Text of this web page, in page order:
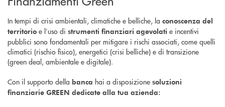
In tempi di crisi ambientali, climatiche e belliche, la conoscenza del
territorio e l’uso di strumenti finanziari agevolati e incentivi
pubblici sono fondamentali per mitigare i rischi associati, come quelli
climatici (rischio fisico), energetici (crisi belliche) e di transizione
(green deal, ambientale e digitale).
Con il supporto della banca hai a disposizione soluzioni
finanziarie GREEN dedicate alla tua azienda: